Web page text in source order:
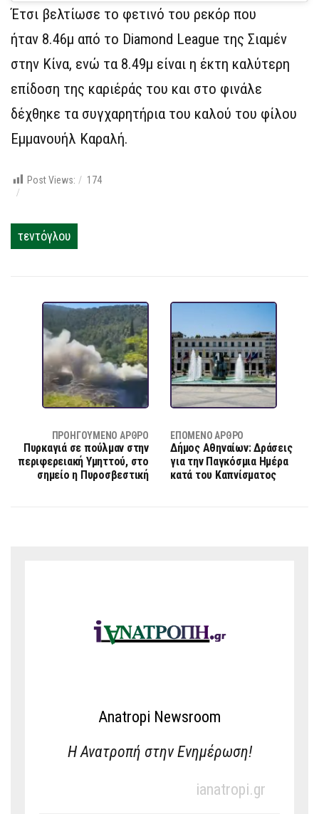
Έτσι βελτίωσε το φετινό του ρεκόρ που
ήταν 8.46μ από το Diamond League της Σιαμέν
στην Κίνα, ενώ τα 8.49μ είναι η έκτη καλύτερη
επίδοση της καριέράς του και στο φινάλε
δέχθηκε τα συγχαρητήρια του καλού του φίλου
Εμμανουήλ Καραλή.
Post Views: 174
τεντόγλου
ΠΡΟΗΓΟΎΜΕΝΟ ΆΡΘΡΟ
Πυρκαγιά σε πούλμαν στην
περιφερειακή Υμηττού, στο
σημείο η Πυροσβεστική
ΕΠΌΜΕΝΟ ΆΡΘΡΟ
Δήμος Αθηναίων: Δράσεις
για την Παγκόσμια Ημέρα
κατά του Καπνίσματος
Anatropi Newsroom
Η Ανατροπή στην Ενημέρωση!
ianatropi.gr